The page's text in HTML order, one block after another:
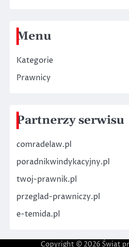
Menu
Kategorie
Prawnicy
Partnerzy serwisu
comradelaw.pl
poradnikwindykacyjny.pl
twoj-prawnik.pl
przeglad-prawniczy.pl
e-temida.pl
Copyright © 2026 Świat